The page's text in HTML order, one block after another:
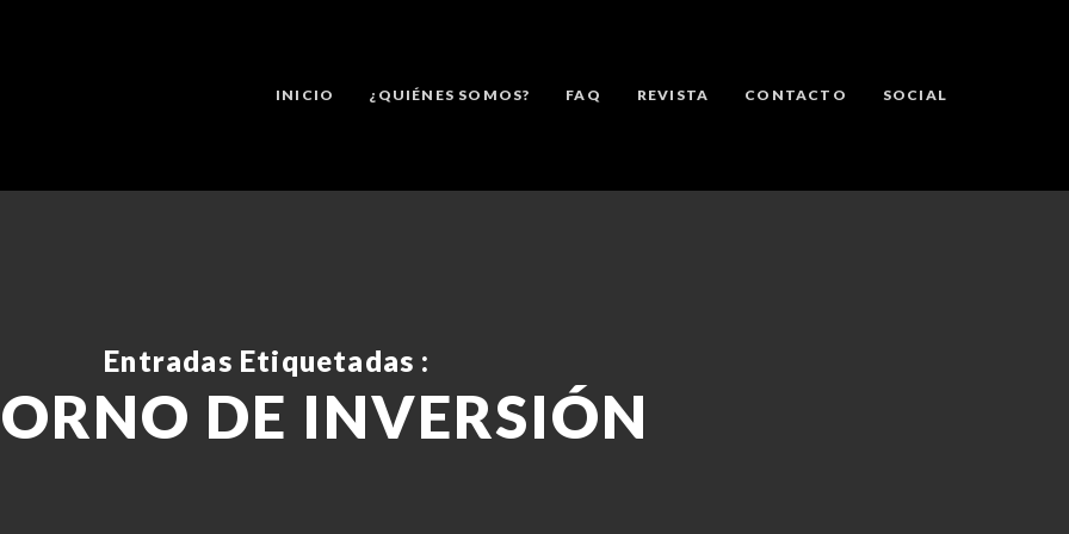
INICIO ¿QUIÉNES SOMOS? FAQ REVISTA CONTACTO SOCIAL
Entradas Etiquetadas :
DE INVERSIÓN